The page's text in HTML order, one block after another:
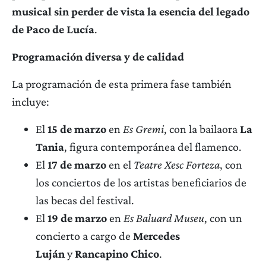
musical sin perder de vista la esencia del legado
de Paco de Lucía.
Programación diversa y de calidad
La programación de esta primera fase también
incluye:
El15 de marzoenEs Gremi, con la bailaoraLa
Tania, figura contemporánea del flamenco.
El17 de marzoen el Teatre Xesc Forteza, con
los conciertos de los artistas beneficiarios de
las becas del festival.
El19 de marzoenEs Baluard Museu, con un
concierto a cargo de Mercedes
LujányRancapino Chico.